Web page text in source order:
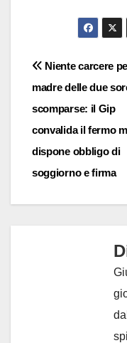
articoli
Niente carcere
madre delle due
scomparse: il Gip
convalida il fermo
dispone obbligo di
soggiorno e firma